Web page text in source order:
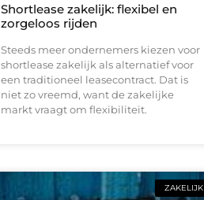
Shortlease zakelijk: flexibel en
zorgeloos rijden
Steeds meer ondernemers kiezen voor
shortlease zakelijk als alternatief voor
een traditioneel leasecontract. Dat is
niet zo vreemd, want de zakelijke
markt vraagt om flexibiliteit.
ZAKELIJK